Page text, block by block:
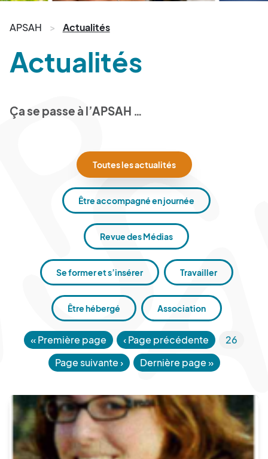
APSAH Actualités
Actualités
Ça se passe à l’APSAH …
Toutes les actualités
Être accompagné en journée
Revue des Médias
Se former et s’insérer Travailler
Être hébergé Association
«Première page ‹ Page précédente
26
Page suivante› Dernière page»